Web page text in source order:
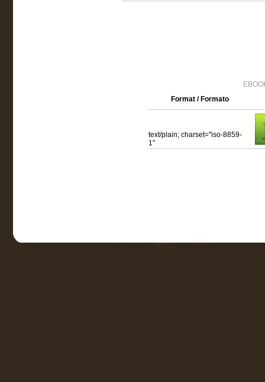
Format / Formato
text/plain; charset="iso-8859-
1"